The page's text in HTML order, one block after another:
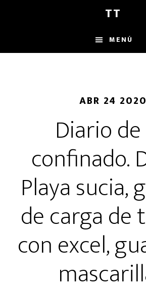
principal
barra
de
TT
MENÚ
ABR 24 2020
Diario
confinado.
Playa sucia,
de carga de
con excel,